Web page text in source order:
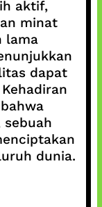
aktif,
minat
lama
dapat
sebuah
dunia.